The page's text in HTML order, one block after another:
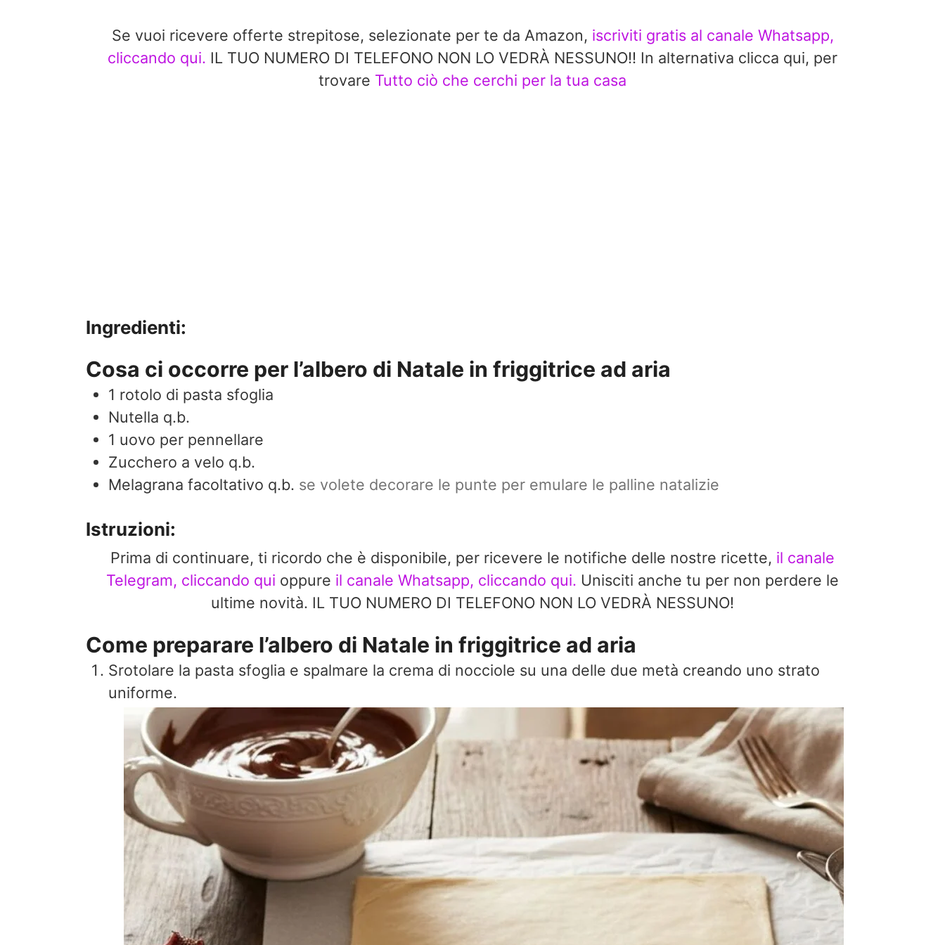
Se vuoi ricevere offerte strepitose, selezionate per te da Amazon, iscriviti gratis al canale Whatsapp,
cliccando qui. IL TUO NUMERO DI TELEFONO NON LO VEDRÀ NESSUNO!! In alternativa clicca qui, per
trovare Tutto ciò che cerchi per la tua casa
Ingredienti:
Cosa ci occorre per l’albero di Natale in friggitrice ad aria
1 rotolo di pasta sfoglia
Nutella q.b.
1 uovo per pennellare
Zucchero a velo q.b.
Melagrana facoltativo q.b. se volete decorare le punte per emulare le palline natalizie
Istruzioni:
Prima di continuare, ti ricordo che è disponibile, per ricevere le notifiche delle nostre ricette, il canale
Telegram, cliccando qui oppure il canale Whatsapp, cliccando qui. Unisciti anche tu per non perdere le
ultime novità. IL TUO NUMERO DI TELEFONO NON LO VEDRÀ NESSUNO!
Come preparare l’albero di Natale in friggitrice ad aria
Srotolare la pasta sfoglia e spalmare la crema di nocciole su una delle due metà creando uno strato
uniforme.